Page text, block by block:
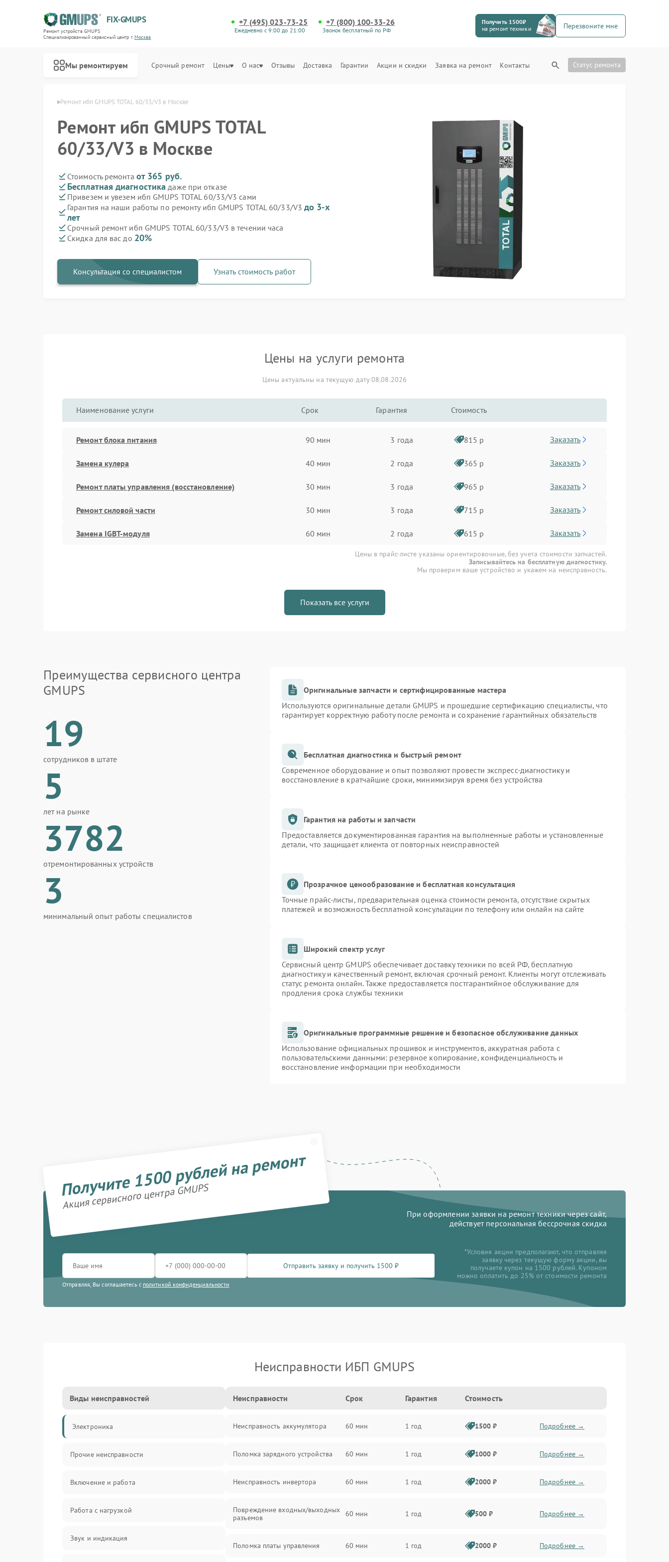
FIX-GMUPS
Ремонт устройств GMUPS
Специализированный cервисный центр г.Москва
+7 (495) 023-73-25
Ежедневно с 9:00 до 21:00
+7 (800) 100-33-26
Звонок бесплатный по РФ
Получить 1500₽
на ремонт техники
Перезвоните мне
Мы ремонтируем Срочный ремонт Цены О нас Отзывы Доставка Гарантии Акции и скидки Заявка на ремонт Контакты Статус ремонта
GMUPS в Москве Ремонт ибп GMUPS TOTAL 60/33/V3 в Москве
Ремонт ибп GMUPS TOTAL
60/33/V3 в Москве
Стоимость ремонта от 365 руб.
Бесплатная диагностика даже при отказе
Привезем и увезем ибп GMUPS TOTAL 60/33/V3 сами
Гарантия на наши работы по ремонту ибп GMUPS TOTAL 60/33/V3 до 3-х
лет
Срочный ремонт ибп GMUPS TOTAL 60/33/V3 в течении часа
Скидка для вас до 20%
Консультация со специалистом Узнать стоимость работ
Цены на услуги ремонта
Цены актуальны на текущую дату 08.08.2026
Наименование услуги Срок Гарантия Стоимость
Ремонт блока питания 90 мин 3 года 815 р Заказать
Замена кулера 40 мин 2 года 365 р Заказать
Ремонт платы управления (восстановление) 30 мин 3 года 965 р Заказать
Ремонт силовой части 30 мин 3 года 715 р Заказать
Замена IGBT-модуля 60 мин 2 года 615 р Заказать
Цены в прайс-листе указаны ориентировочные, без учета стоимости запчастей.
Записывайтесь на бесплатную диагностику.
Мы проверим ваше устройство и укажем на неисправность.
Показать все услуги
Преимущества сервисного центра
GMUPS
19
сотрудников в штате
5
лет на рынке
3782
отремонтированных устройств
3
минимальный опыт работы специалистов
Оригинальные запчасти и сертифицированные мастера
Используются оригинальные детали GMUPS и прошедшие сертификацию специалисты, что
гарантирует корректную работу после ремонта и сохранение гарантийных обязательств
Бесплатная диагностика и быстрый ремонт
Современное оборудование и опыт позволяют провести экспресс-диагностику и
восстановление в кратчайшие сроки, минимизируя время без устройства
Гарантия на работы и запчасти
Предоставляется документированная гарантия на выполненные работы и установленные
детали, что защищает клиента от повторных неисправностей
Прозрачное ценообразование и бесплатная консультация
Точные прайс-листы, предварительная оценка стоимости ремонта, отсутствие скрытых
платежей и возможность бесплатной консультации по телефону или онлайн на сайте
Широкий спектр услуг
Сервисный центр GMUPS обеспечивает доставку техники по всей РФ, бесплатную
диагностику и качественный ремонт, включая срочный ремонт. Клиенты могут отслеживать
статус ремонта онлайн. Также предоставляется постгарантийное обслуживание для
продления срока службы техники
Оригинальные программные решение и безопасное обслуживание данных
Использование официальных прошивок и инструментов, аккуратная работа с
пользовательскими данными: резервное копирование, конфиденциальность и
восстановление информации при необходимости
Получите 1500 рублей на ремонт
Акция сервисного центра GMUPS
При оформлении заявки на ремонт техники через сайт,
действует персональная бессрочная скидка
Отправить заявку и получить 1500 ₽
Отправляя, Вы соглашаетесь с политикой конфиденциальности
*Условия акции предполагают, что отправляя
заявку через текущую форму акции, вы
получаете купон на 1500 рублей. Купоном
можно оплатить до 25% от стоимости ремонта
Неисправности ИБП GMUPS
Виды неисправностей
Электроника
Прочие неисправности
Включение и работа
Работа с нагрузкой
Звук и индикация
Неисправности Срок Гарантия Стоимость
Неисправность аккумулятора 60 мин 1 год 1500 ₽ Подробнее →
Поломка зарядного устройства 60 мин 1 год 1000 ₽ Подробнее →
Неисправность инвертора 60 мин 1 год 2000 ₽ Подробнее →
Повреждение входных/выходных
разъемов
60 мин 1 год 500 ₽ Подробнее →
Поломка платы управления 60 мин 1 год 2000 ₽ Подробнее →